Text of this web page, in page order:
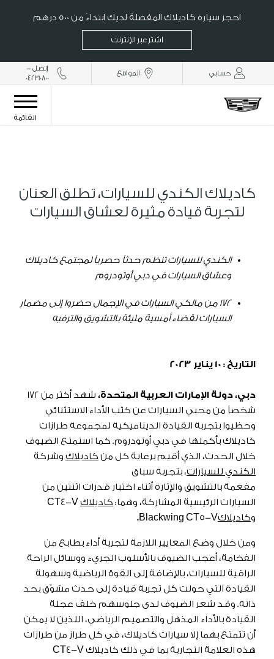
احجز سيارة كاديلاك المفضلة لديك ابتداءً من 500 درهم
اشترِ عبر الإنترنت
حسابي المواقع
إتصل -
042310800
القائمة
كاديلاك الكندي للسيارات، تطلق العنان
لتجربة قيادة مثيرة لعشاق السيارات​
الكندي للسيارات تنظم حدثاً حصرياً لمجتمع كاديلاك
وعشاق السيارات في دبي أوتودروم
172 من مالكي السيارات في الإجمال حضروا إلى مضمار
السيارات لقضاء أمسية مليئة بالتشويق والترفيه
التاريخ : 10 يناير 2023
دبي، دولة الإمارات العربية المتحدة،
شهد أكثر من 172
شخصاً من محبي السيارات عن كثب الأداء الاستثنائي
وحظيوا بتجربة القيادة الديناميكية لمجموعة طرازات
كاديلاك بأكملها في دبي أوتودروم. كما استمتع الضيوف
خلال الحدث، الذي أقيم برعاية كل من كاديلاك وشركة
الكندي للسيارات، بتجربة سباق
مفعمة بالتشويق والإثارة أثناء اختبار قدرات اثنتين من
السيارات الرئيسية المشاركة، وهما: كاديلاك CT4-V
وكاديلاكBlackwing CT5-V
.
ومن خلال وضع المعايير اللازمة لتجربة أداء بطابع من
الفخامة، أعجب الضيوف بالأسلوب الجريء ووسائل الراحة
الراقية للسيارات، بالإضافة إلى القوة الرياضية وسهولة
القيادة التي حولت كل تجربة قيادة إلى حدث مشوّق بحد
ذاته. وقد شعر الضيوف لدى جلوسهم خلف عجلة
القيادة بالأداء المذهل والتصميم الرياضي، اللذين لا يمكن
أن تتمتع بهما إلا سيارات كاديلاك، في كل طراز من طرازات
هذه العلامة التجارية بما في ذلك كاديلاك CT4-V